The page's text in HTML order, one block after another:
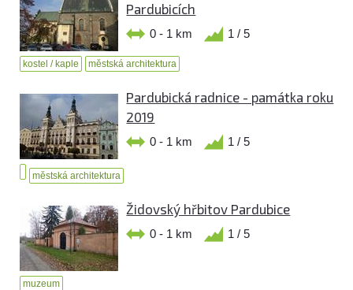
Pardubicích
0 - 1 km 1 / 5
kostel / kaple městská architektura
Pardubická radnice - památka roku
2019
0 - 1 km 1 / 5
městská architektura
Židovský hřbitov Pardubice
0 - 1 km 1 / 5
muzeum